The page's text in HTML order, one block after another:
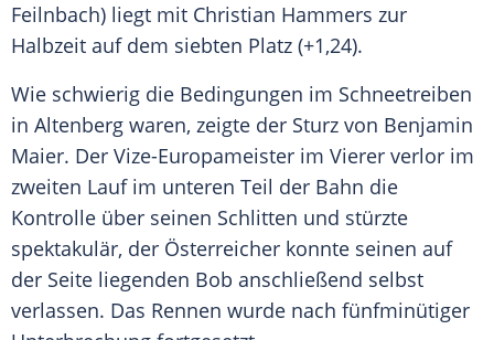
Feilnbach) liegt mit Christian Hammers zur
Halbzeit auf dem siebten Platz (+1,24).
Wie schwierig die Bedingungen im Schneetreiben
in Altenberg waren, zeigte der Sturz von Benjamin
Maier. Der Vize-Europameister im Vierer verlor im
zweiten Lauf im unteren Teil der Bahn die
Kontrolle über seinen Schlitten und stürzte
spektakulär, der Österreicher konnte seinen auf
der Seite liegenden Bob anschließend selbst
verlassen. Das Rennen wurde nach fünfminütiger